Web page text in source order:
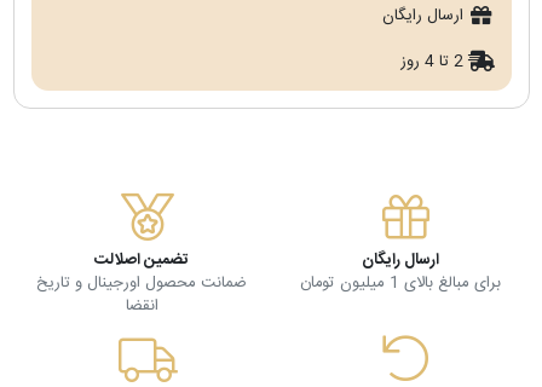
ارسال رایگان
2 تا 4 روز
ارسال رایگان
برای مبالغ بالای 1 میلیون تومان
تضمین اصلالت
ضمانت محصول اورجینال و تاریخ
انقضا